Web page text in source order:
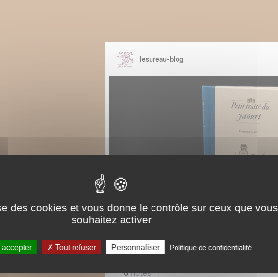
des cookies et vous donne le contrôle sur ceux que vous
souhaitez activer
accepter Tout refuser Personnaliser Politique de confidentialité